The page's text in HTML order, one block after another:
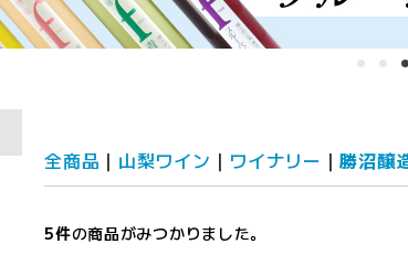
全商品 山梨ワイン ワイナリー 勝沼醸
5件の商品がみつかりました。